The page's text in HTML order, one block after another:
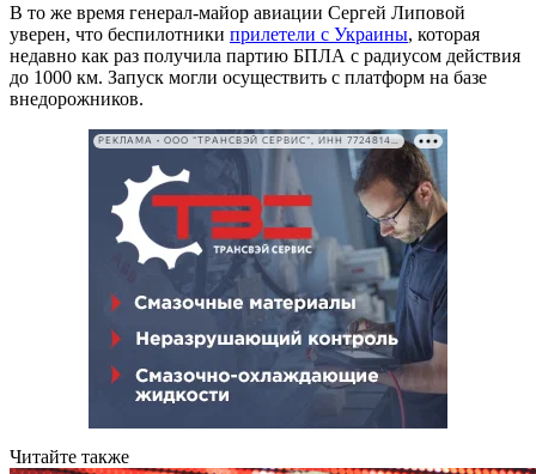
В то же время генерал-майор авиации Сергей Липовой
уверен, что беспилотники прилетели с Украины, которая
недавно как раз получила партию БПЛА с радиусом действия
до 1000 км. Запуск могли осуществить с платформ на базе
внедорожников.
РЕКЛАМА • ООО "ТРАНСВЭЙ СЕРВИС", ИНН 7724814198
Читайте также